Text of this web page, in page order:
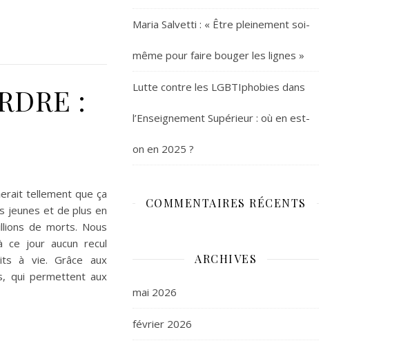
:
tellement que ça
jeunes et de plus en
de morts. Nous
ce jour aucun recul
à vie. Grâce aux
qui permettent aux
Maria Salvetti : « Être pleinement soi-
même pour faire bouger les lignes »
Lutte contre les LGBTIphobies dans
l’Enseignement Supérieur : où en est-
on en 2025 ?
COMMENTAIRES RÉCENTS
ARCHIVES
mai 2026
février 2026